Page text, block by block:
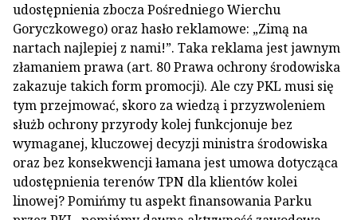
udostępnienia zbocza Pośredniego Wierchu
Goryczkowego) oraz hasło reklamowe: „Zimą na
nartach najlepiej z nami!”. Taka reklama jest jawnym
złamaniem prawa (art. 80 Prawa ochrony środowiska
zakazuje takich form promocji). Ale czy PKL musi się
tym przejmować, skoro za wiedzą i przyzwoleniem
służb ochrony przyrody kolej funkcjonuje bez
wymaganej, kluczowej decyzji ministra środowiska
oraz bez konsekwencji łamana jest umowa dotycząca
udostępnienia terenów TPN dla klientów kolei
linowej? Pomińmy tu aspekt finansowania Parku